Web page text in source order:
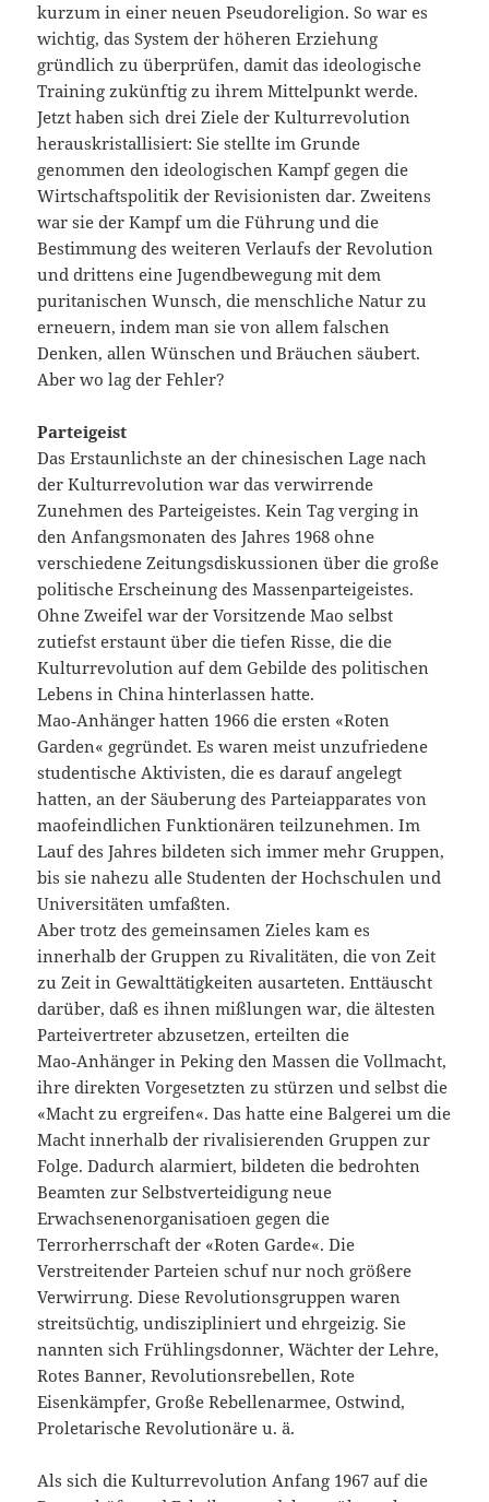
kurzum in einer neuen Pseudoreligion. So war es
wichtig, das System der höheren Erziehung
gründlich zu überprüfen, damit das ideologische
Training zukünftig zu ihrem Mittelpunkt werde.
Jetzt haben sich drei Ziele der Kulturrevolution
herauskristallisiert: Sie stellte im Grunde
genommen den ideologischen Kampf gegen die
Wirtschaftspolitik der Revisionisten dar. Zweitens
war sie der Kampf um die Führung und die
Bestimmung des weiteren Verlaufs der Revolution
und drittens eine Jugendbewegung mit dem
puritanischen Wunsch, die menschliche Natur zu
erneuern, indem man sie von allem falschen
Denken, allen Wünschen und Bräuchen säubert.
Aber wo lag der Fehler?
Parteigeist
Das Erstaunlichste an der chinesischen Lage nach
der Kulturrevolution war das verwirrende
Zunehmen des Parteigeistes. Kein Tag verging in
den Anfangsmonaten des Jahres 1968 ohne
verschiedene Zeitungsdiskussionen über die große
politische Erscheinung des Massenparteigeistes.
Ohne Zweifel war der Vorsitzende Mao selbst
zutiefst erstaunt über die tiefen Risse, die die
Kulturrevolution auf dem Gebilde des politischen
Lebens in China hinterlassen hatte.
Mao‑Anhänger hatten 1966 die ersten «Roten
Garden« gegründet. Es waren meist unzufriedene
studentische Aktivisten, die es darauf angelegt
hatten, an der Säuberung des Parteiapparates von
maofeindlichen Funktionären teilzunehmen. Im
Lauf des Jahres bildeten sich immer mehr Gruppen,
bis sie nahezu alle Studenten der Hochschulen und
Universitäten umfaßten.
Aber trotz des gemeinsamen Zieles kam es
innerhalb der Gruppen zu Rivalitäten, die von Zeit
zu Zeit in Gewalttätigkeiten ausarteten. Enttäuscht
darüber, daß es ihnen mißlungen war, die ältesten
Parteivertreter abzusetzen, erteilten die
Mao‑Anhänger in Peking den Massen die Vollmacht,
ihre direkten Vorgesetzten zu stürzen und selbst die
«Macht zu ergreifen«. Das hatte eine Balgerei um die
Macht innerhalb der rivalisierenden Gruppen zur
Folge. Dadurch alarmiert, bildeten die bedrohten
Beamten zur Selbstverteidigung neue
Erwachsenenorganisatioen gegen die
Terrorherrschaft der «Roten Garde«. Die
Verstreitender Parteien schuf nur noch größere
Verwirrung. Diese Revolutionsgruppen waren
streitsüchtig, undiszipliniert und ehrgeizig. Sie
nannten sich Frühlingsdonner, Wächter der Lehre,
Rotes Banner, Revolutionsrebellen, Rote
Eisenkämpfer, Große Rebellenarmee, Ostwind,
Proletarische Revolutionäre u. ä.
Als sich die Kulturrevolution Anfang 1967 auf die